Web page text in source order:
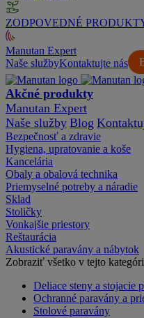
ZODPOVEDNÉ
Manutan Expert
Naše službyKontaktujte nás
Akčné produkty
Manutan Expert
Naše služby Blog
Bezpečnosť a zdravie
Hygiena, upratovanie a koše
Kancelária
Obaly a obalová technika
Priemyselné potreby a náradie
Sklad
Stoličky
Vonkajšie priestory
Reštaurácia
Akustické paravány a nábytok
Zobraziť všetko v tejto
Deliace steny a stojacie
Ochranné paravány a
Stolové paravány